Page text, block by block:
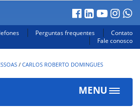
Perguntas frequentes
Contato
Fale conosco
/ CARLOS ROBERTO DOMINGUES
MENU
Toggle